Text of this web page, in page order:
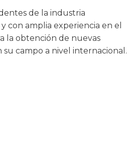
de la industria
con amplia experiencia en el
la obtención de nuevas
su campo a nivel internacional.